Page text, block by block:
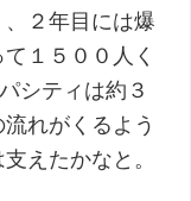
２年目には爆
１５００人く
シティは約３
れがくるよう
えたかなと。